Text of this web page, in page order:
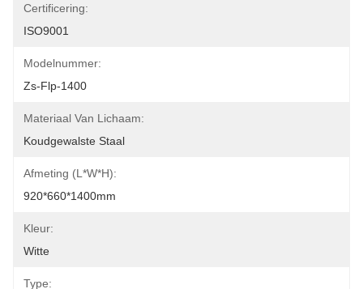
Certificering:
ISO9001
Modelnummer:
Zs-Flp-1400
Materiaal Van Lichaam:
Koudgewalste Staal
Afmeting (L*W*H):
920*660*1400mm
Kleur:
Witte
Type: